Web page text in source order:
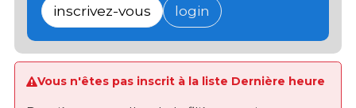
inscrivez-vous login
Vous n'êtes pas inscrit à la liste Dernière heure